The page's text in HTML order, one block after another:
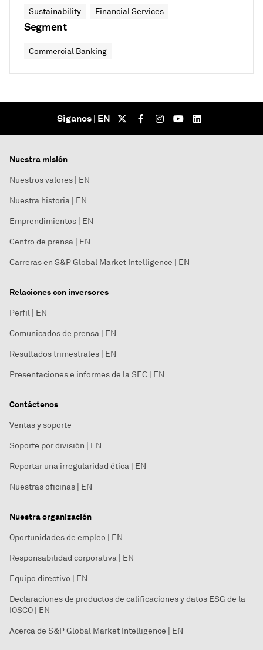
Sustainability Financial Services
Segment
Commercial Banking
Síganos | EN
Nuestra misión
Nuestros valores | EN
Nuestra historia | EN
Emprendimientos | EN
Centro de prensa | EN
Carreras en S&P Global Market Intelligence | EN
Relaciones con inversores
Perfil | EN
Comunicados de prensa | EN
Resultados trimestrales | EN
Presentaciones e informes de la SEC | EN
Contáctenos
Ventas y soporte
Soporte por división | EN
Reportar una irregularidad ética | EN
Nuestras oficinas | EN
Nuestra organización
Oportunidades de empleo | EN
Responsabilidad corporativa | EN
Equipo directivo | EN
Declaraciones de productos de calificaciones y datos ESG de la
IOSCO | EN
Acerca de S&P Global Market Intelligence | EN